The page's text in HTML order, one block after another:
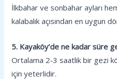
İlkbahar ve sonbahar ayları
kalabalık açısından en uygun
5. Kayaköy’de ne kadar süre
Ortalama 2-3 saatlik bir gezi
için yeterlidir.